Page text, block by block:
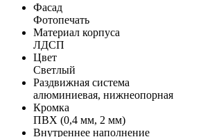
Фасад
Фотопечать
Материал корпуса
ЛДСП
Цвет
Светлый
Раздвижная система
алюминиевая, нижнеопорная
Кромка
ПВХ (0,4 мм, 2 мм)
Внутреннее наполнение